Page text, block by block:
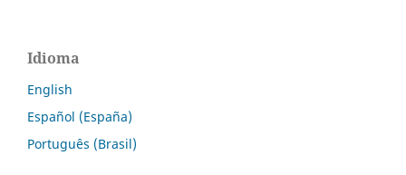
Idioma
English
Español (España)
Português (Brasil)